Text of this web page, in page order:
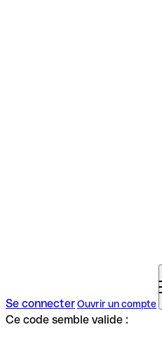
Se connecterOuvrir un compte
Ce code semble valide :